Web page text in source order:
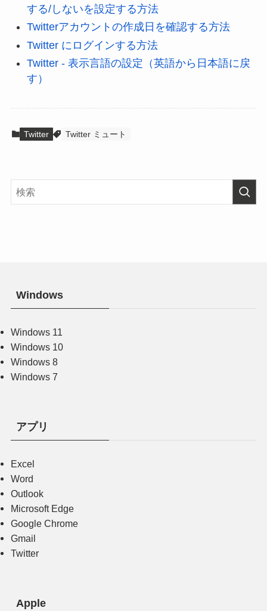
する/しないを設定する方法
Twitterアカウントの作成日を確認する方法
Twitter にログインする方法
Twitter - 表示言語の設定（英語から日本語に戻
す）
Twitter Twitter ミュート
Windows
Windows 11
Windows 10
Windows 8
Windows 7
アプリ
Excel
Word
Outlook
Microsoft Edge
Google Chrome
Gmail
Twitter
Apple